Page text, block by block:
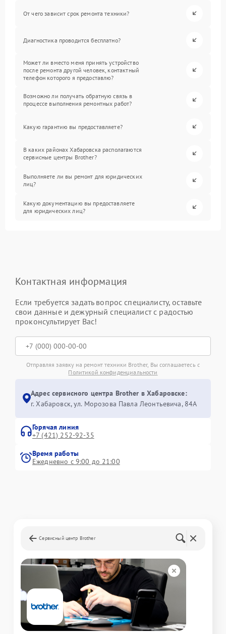
От чего зависит срок ремонта техники?
Диагностика проводится бесплатно?
Может ли вместо меня принять устройство
после ремонта другой человек, контактный
телефон которого я предоставлю?
Возможно ли получать обратную связь в
процессе выполнения ремонтных работ?
Какую гарантию вы предоставляете?
В каких районах Хабаровска располагаются
сервисные центры Brother?
Выполняете ли вы ремонт для юридических
лиц?
Какую документацию вы предоставляете
для юридических лиц?
Контактная информация
Если требуется задать вопрос специалисту, оставьте
свои данные и дежурный специалист с радостью
проконсультирует Вас!
Отправляя заявку на ремонт техники Brother, Вы соглашаетесь с
Политикой конфиденциальности
Адрес сервисного центра Brother в Хабаровске:
г. Хабаровск, ул. Морозова Павла Леонтьевича, 84А
Горячая линия
+7 (421) 252-92-35
Время работы
Ежедневно с 9:00 до 21:00
Сервисный центр Brother